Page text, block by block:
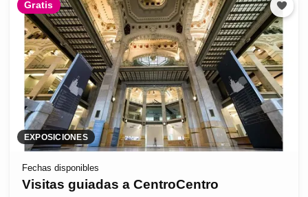
Gratis
EXPOSICIONES
Fechas disponibles
Visitas guiadas a CentroCentro